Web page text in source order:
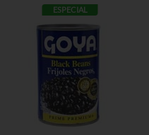
ESPECIAL